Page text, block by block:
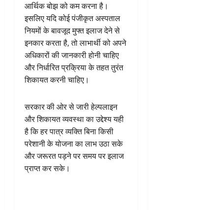
आर्थिक बोझ को कम करना है।
इसलिए यदि कोई पंजीकृत अस्पताल
नियमों के बावजूद मुफ्त इलाज देने से
इनकार करता है, तो लाभार्थी को अपने
अधिकारों की जानकारी होनी चाहिए
और निर्धारित प्रक्रिया के तहत तुरंत
शिकायत करनी चाहिए।
सरकार की ओर से जारी हेल्पलाइन
और शिकायत व्यवस्था का उद्देश्य यही
है कि हर पात्र व्यक्ति बिना किसी
परेशानी के योजना का लाभ उठा सके
और जरूरत पड़ने पर समय पर इलाज
प्राप्त कर सके।